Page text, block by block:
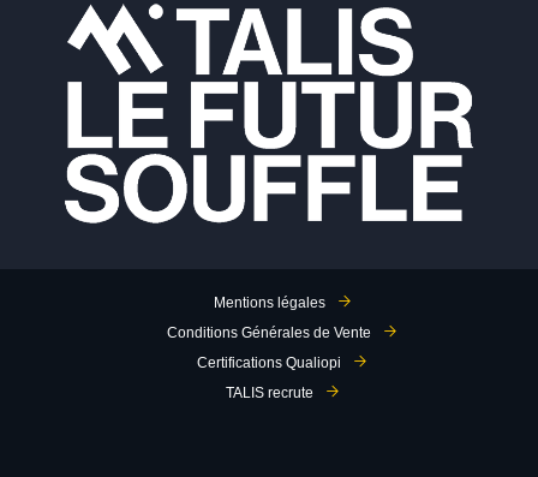
Mentions légales
Conditions Générales de Vente
Certifications Qualiopi
TALIS recrute